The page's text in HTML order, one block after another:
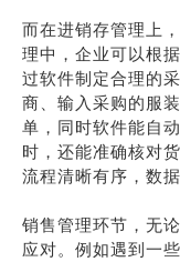
而在进销存管理上
理中，企业可以根
过软件制定合理的
商、输入采购的服
单，同时软件能自
时，还能准确核对
流程清晰有序，数
销售管理环节，无
应对。例如遇到一